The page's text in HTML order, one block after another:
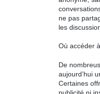
ne pas
les
Où accéder
De
aujourd’hui
Certaines
publicité ni